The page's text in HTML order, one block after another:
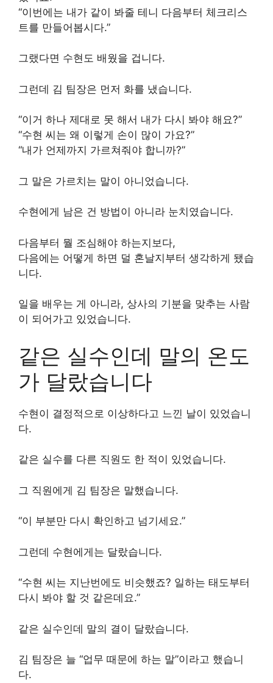
“이번에는 내가 같이 봐줄 테니 다음부터 체크리스
트를 만들어봅시다.”
그랬다면 수현도 배웠을 겁니다.
그런데 김 팀장은 먼저 화를 냈습니다.
“이거 하나 제대로 못 해서 내가 다시 봐야 해요?”
“수현 씨는 왜 이렇게 손이 많이 가요?”
“내가 언제까지 가르쳐줘야 합니까?”
그 말은 가르치는 말이 아니었습니다.
수현에게 남은 건 방법이 아니라 눈치였습니다.
다음부터 뭘 조심해야 하는지보다,
다음에는 어떻게 하면 덜 혼날지부터 생각하게 됐습
니다.
일을 배우는 게 아니라, 상사의 기분을 맞추는 사람
이 되어가고 있었습니다.
같은 실수인데 말의 온도
가 달랐습니다
수현이 결정적으로 이상하다고 느낀 날이 있었습니
다.
같은 실수를 다른 직원도 한 적이 있었습니다.
그 직원에게 김 팀장은 말했습니다.
“이 부분만 다시 확인하고 넘기세요.”
그런데 수현에게는 달랐습니다.
“수현 씨는 지난번에도 비슷했죠? 일하는 태도부터
다시 봐야 할 것 같은데요.”
같은 실수인데 말의 결이 달랐습니다.
김 팀장은 늘 “업무 때문에 하는 말”이라고 했습니
다.